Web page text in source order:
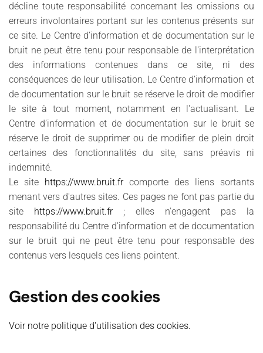
décline toute responsabilité concernant les omissions ou
erreurs involontaires portant sur les contenus présents sur
ce site. Le Centre d’information et de documentation sur le
bruit ne peut être tenu pour responsable de l'interprétation
des informations contenues dans ce site, ni des
conséquences de leur utilisation. Le Centre d’information et
de documentation sur le bruit se réserve le droit de modifier
le site à tout moment, notamment en l'actualisant. Le
Centre d’information et de documentation sur le bruit se
réserve le droit de supprimer ou de modifier de plein droit
certaines des fonctionnalités du site, sans préavis ni
indemnité.
Le site https://www.bruit.frcomporte des liens sortants
menant vers d'autres sites. Ces pages ne font pas partie du
site https://www.bruit.fr; elles n'engagent pas la
responsabilité du Centre d’information et de documentation
sur le bruit qui ne peut être tenu pour responsable des
contenus vers lesquels ces liens pointent.
Gestion des cookies
Voir notre politique d'utilisation des cookies.